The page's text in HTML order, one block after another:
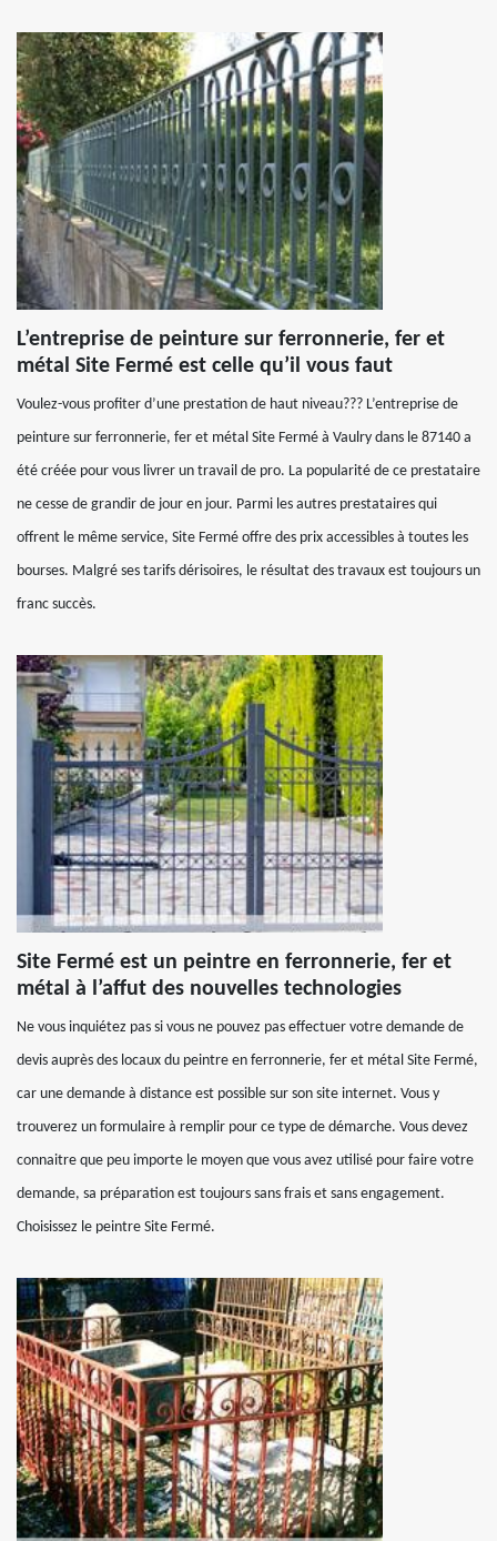
L’entreprise de peinture sur ferronnerie, fer et
métal Site Fermé est celle qu’il vous faut
Voulez-vous profiter d’une prestation de haut niveau??? L’entreprise de
peinture sur ferronnerie, fer et métal Site Fermé à Vaulry dans le 87140 a
été créée pour vous livrer un travail de pro. La popularité de ce prestataire
ne cesse de grandir de jour en jour. Parmi les autres prestataires qui
offrent le même service, Site Fermé offre des prix accessibles à toutes les
bourses. Malgré ses tarifs dérisoires, le résultat des travaux est toujours un
franc succès.
Site Fermé est un peintre en ferronnerie, fer et
métal à l’affut des nouvelles technologies
Ne vous inquiétez pas si vous ne pouvez pas effectuer votre demande de
devis auprès des locaux du peintre en ferronnerie, fer et métal Site Fermé,
car une demande à distance est possible sur son site internet. Vous y
trouverez un formulaire à remplir pour ce type de démarche. Vous devez
connaitre que peu importe le moyen que vous avez utilisé pour faire votre
demande, sa préparation est toujours sans frais et sans engagement.
Choisissez le peintre Site Fermé.